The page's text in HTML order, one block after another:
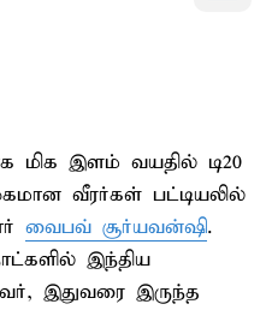
மிக இளம் வயதில் டி20
வீரர்கள் பட்டியலில்
வைபவ் சூர்யவன்ஷி.
இந்திய
இதுவரை இருந்த